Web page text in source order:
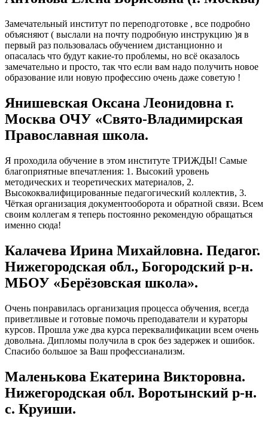
Замечательный институт по переподготовке , все подробно
объясняют ( выслали на почту подробную инструкцию )я в
первый раз пользовалась обучением дистанционно и
опасалась что будут какие-то проблемы, но всё оказалось
замечательно и просто, так что если вам надо получить новое
образование или новую профессию очень даже советую !
Янишевская Оксана Леонидовна г.
Москва ОЧУ «Свято-Владимирская
Православная школа.
Я проходила обучение в этом институте ТРИЖДЫ! Самые
благоприятные впечатления: 1. Высокий уровень
методических и теоретических материалов, 2.
Высококвалифицированные педагогический коллектив, 3.
Чёткая организация документооборота и обратной связи. Всем
своим коллегам я теперь постоянно рекомендую обращаться
именно сюда!
Калачева Ирина Михайловна. Педагог.
Нижегородская обл., Богородский р-н.
МБОУ «Берёзовская школа».
Очень понравилась организация процесса обучения, всегда
приветливые и готовые помочь преподаватели и кураторы
курсов. Прошла уже два курса переквалификации всем очень
довольна. Дипломы получила в срок без задержек и ошибок.
Спасибо большое за Ваш профессианализм.
Маленькова Екатерина Викторовна.
Нижегородская обл. Воротынский р-н.
с. Круиши.